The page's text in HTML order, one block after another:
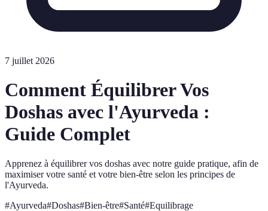
7 juillet 2026
Comment Équilibrer Vos
Doshas avec l'Ayurveda :
Guide Complet
Apprenez à équilibrer vos doshas avec notre guide pratique, afin de
maximiser votre santé et votre bien-être selon les principes de
l'Ayurveda.
#Ayurveda#Doshas#Bien-être#Santé#Equilibrage